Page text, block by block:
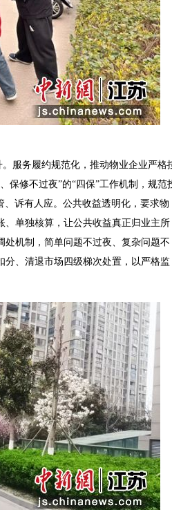
服务履约规范化，推动物业企业严格
保修不过夜”的“四保”工作机制，规范
诉有人应。公共收益透明化，要求物
、单独核算，让公共收益真正归业主所
机制，简单问题不过夜、复杂问题不
分、清退市场四级梯次处置，以严格监